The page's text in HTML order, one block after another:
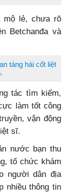
mộ lẻ, chưa rõ
Betchanđa và
táng hài cốt liệt
tác tìm kiếm,
làm tốt công
vận động
sĩ.
nước bạn thu
tổ chức khám
người dân địa
nhiều thông tin